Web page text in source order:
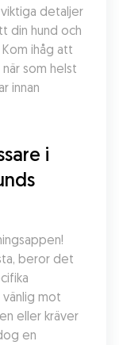
detaljer
din hund och
ihåg att
som helst
innan
i
beror det
mot
eller kräver
en